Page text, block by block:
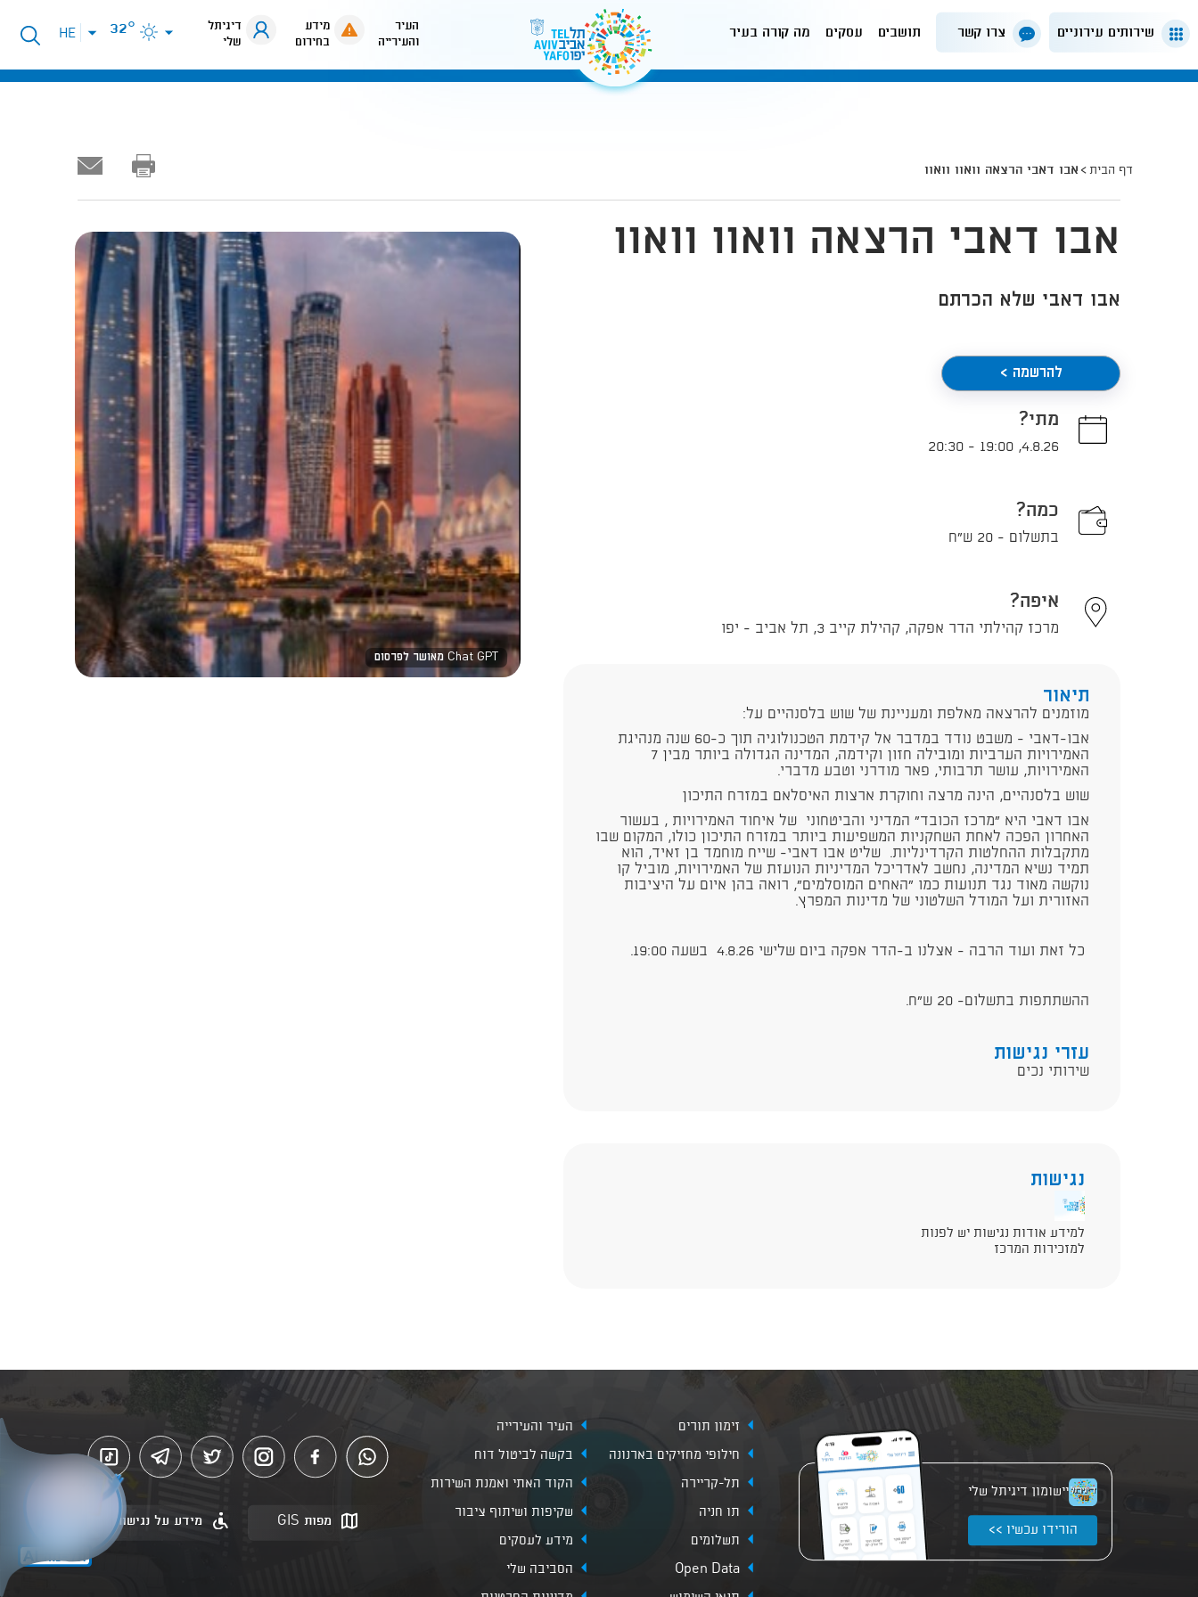
שירותים עירוניים צרו קשר תושבים עסקים מה קורה בעיר
העיר
והעירייה
מידע
בחירום
דיגיתל
שלי
32°
פתיחת
תפריט
HE
דף הבית אבו דאבי הרצאה וואוו וואוו
Chat GPT מאושר לפרסום
אבו דאבי הרצאה וואוו וואוו
אבו דאבי שלא הכרתם
להרשמה >
מתי?
4.8.26
,
19:00
-
20:30
כמה?
בתשלום - 20 ש"ח
איפה?
מרכז קהילתי הדר אפקה, קהילת קייב 3, תל אביב - יפו
תיאור
מוזמנים להרצאה מאלפת ומעניינת של שוש בלסנהיים על:
אבו-דאבי - משבט נודד במדבר אל קידמת הטכנולוגיה תוך כ-60 שנה מנהיגת
האמירויות הערביות ומובילה חזון וקידמה, המדינה הגדולה ביותר מבין 7
האמירויות, עושר תרבותי, פאר מודרני וטבע מדברי.
שוש בלסנהיים, הינה מרצה וחוקרת ארצות האיסלאם במזרח התיכון
אבו דאבי היא "מרכז הכובד" המדיני והביטחוני של איחוד האמירויות , בעשור
האחרון הפכה לאחת השחקניות המשפיעות ביותר במזרח התיכון כולו, המקום שבו
מתקבלות ההחלטות הקרדינליות. שליט אבו דאבי- שייח מוחמד בן זאיד, הוא
תמיד נשיא המדינה, נחשב לאדריכל המדיניות הנועזת של האמירויות, מוביל קו
נוקשה מאוד נגד תנועות כמו "האחים המוסלמים", רואה בהן איום על היציבות
האזורית ועל המודל השלטוני של מדינות המפרץ.
כל זאת ועוד הרבה - אצלנו ב-הדר אפקה ביום שלישי 4.8.26 בשעה 19:00.
ההשתתפות בתשלום- 20 ש"ח.
עזרי נגישות
שירותי נכים
נגישות
למידע אודות נגישות יש לפנות
למזכירות המרכז
יישומון דיגיתל שלי
הורידו עכשיו >>
זימון תורים
העיר והעירייה
חילופי מחזיקים בארנונה
בקשה לביטול דוח
תל-קריירה
הקוד האתי ואמנת השירות
תו חניה
שקיפות ושיתוף ציבור
תשלומים
מידע לעסקים
Open Data
הסביבה שלי
מפות GIS מידע על נגישות